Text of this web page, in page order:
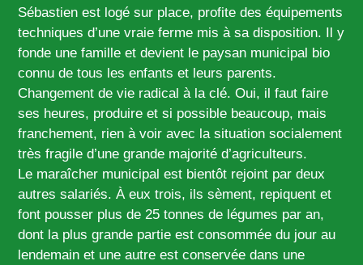
Sébastien est logé sur place, profite des équipements
techniques d’une vraie ferme mis à sa disposition. Il y
fonde une famille et devient le paysan municipal bio
connu de tous les enfants et leurs parents.
Changement de vie radical à la clé. Oui, il faut faire
ses heures, produire et si possible beaucoup, mais
franchement, rien à voir avec la situation socialement
très fragile d’une grande majorité d’agriculteurs.
Le maraîcher municipal est bientôt rejoint par deux
autres salariés. À eux trois, ils sèment, repiquent et
font pousser plus de 25 tonnes de légumes par an,
dont la plus grande partie est consommée du jour au
lendemain et une autre est conservée dans une